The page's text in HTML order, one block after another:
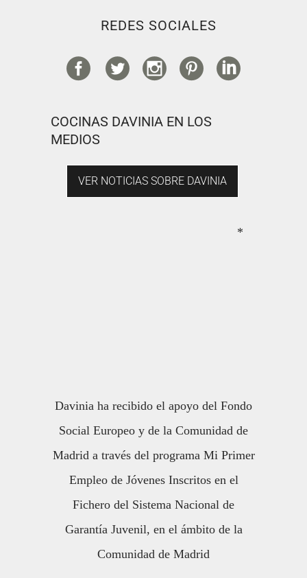
REDES SOCIALES
COCINAS DAVINIA EN LOS
MEDIOS
VER NOTICIAS SOBRE DAVINIA
*
Davinia ha recibido el apoyo del Fondo
Social Europeo y de la Comunidad de
Madrid a través del programa Mi Primer
Empleo de Jóvenes Inscritos en el
Fichero del Sistema Nacional de
Garantía Juvenil, en el ámbito de la
Comunidad de Madrid